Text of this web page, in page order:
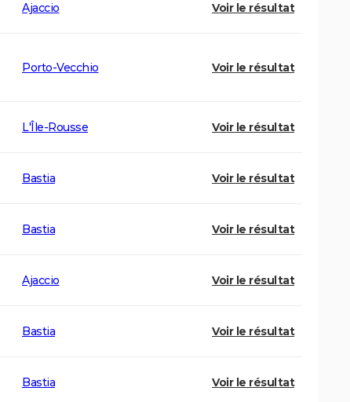
Ajaccio Voir le résultat
Porto-Vecchio Voir le résultat
L'Île-Rousse Voir le résultat
Bastia Voir le résultat
Bastia Voir le résultat
Ajaccio Voir le résultat
Bastia Voir le résultat
Bastia Voir le résultat